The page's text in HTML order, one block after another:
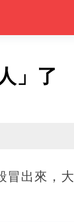
」了
冒出來，大